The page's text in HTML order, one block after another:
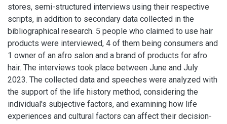
stores, semi-structured interviews using their respective
scripts, in addition to secondary data collected in the
bibliographical research. 5 people who claimed to use hair
products were interviewed, 4 of them being consumers and
1 owner of an afro salon and a brand of products for afro
hair. The interviews took place between June and July
2023. The collected data and speeches were analyzed with
the support of the life history method, considering the
individual's subjective factors, and examining how life
experiences and cultural factors can affect their decision-